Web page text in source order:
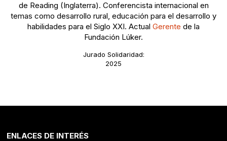
de Reading (Inglaterra). Conferencista internacional en
temas como desarrollo rural, educación para el desarrollo y
habilidades para el Siglo XXI. Actual Gerente de la
Fundación Lúker.
Jurado Solidaridad:
2025
ENLACES DE INTERÉS